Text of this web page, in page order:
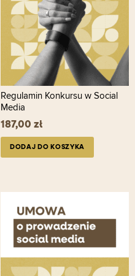
Regulamin Konkursu w Social
Media
187,00 zł
DODAJ DO KOSZYKA